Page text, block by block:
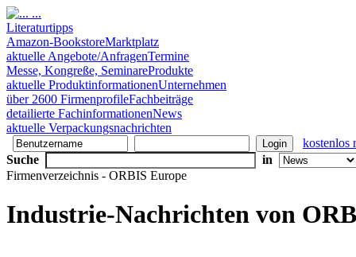
Literaturtipps
Amazon-BookstoreMarktplatz
aktuelle Angebote/AnfragenTermine
Messe, Kongreße, SeminareProdukte
aktuelle ProduktinformationenUnternehmen
über 2600 FirmenprofileFachbeiträge
detailierte FachinformationenNews
aktuelle Verpackungsnachrichten
kostenlos
Suche
in
Firmenverzeichnis - ORBIS Europe
Industrie-Nachrichten von